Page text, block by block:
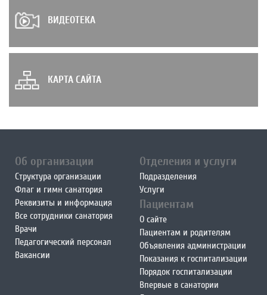
ВИДЕОТЕКА
КАРТА САЙТА
Об организации
Структура организации
Флаг и гимн санатория
Реквизиты и информация
Все сотрудники санатория
Врачи
Педагогический персонал
Вакансии
Отделения и услуги
Подразделения
Услуги
Пациентам
О сайте
Пациентам и родителям
Объявления администрации
Показания к госпитализации
Порядок госпитализации
Впервые в санатории